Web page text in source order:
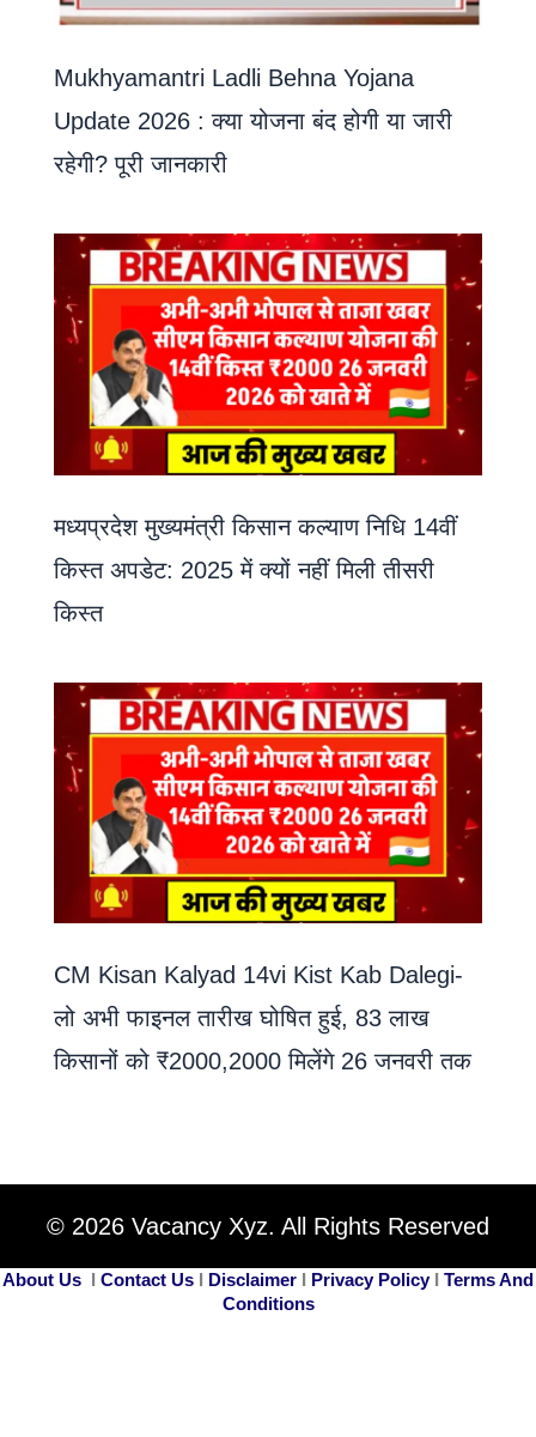
Mukhyamantri Ladli Behna Yojana
Update 2026 : क्या योजना बंद होगी या जारी
रहेगी? पूरी जानकारी
मध्यप्रदेश मुख्यमंत्री किसान कल्याण निधि 14वीं
किस्त अपडेट: 2025 में क्यों नहीं मिली तीसरी
किस्त
CM Kisan Kalyad 14vi Kist Kab Dalegi-
लो अभी फाइनल तारीख घोषित हुई, 83 लाख
किसानों को ₹2000,2000 मिलेंगे 26 जनवरी तक
© 2026 Vacancy Xyz. All Rights Reserved
About Us I Contact Us I Disclaimer I Privacy PolicyI Terms And
Conditions